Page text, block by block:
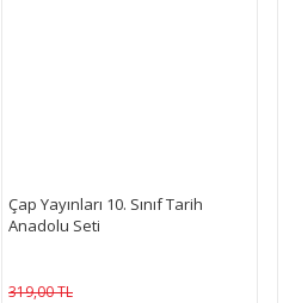
Çap Yayınları 10. Sınıf Tarih
Anadolu Seti
319,00 TL